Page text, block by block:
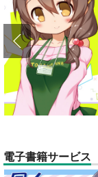
電子書籍サービス